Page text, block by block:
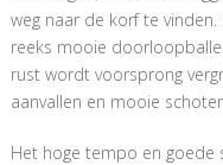
weg naar de korf te
reeks mooie
rust wordt voorsprong
aanvallen en mooie
Het hoge tempo en goede